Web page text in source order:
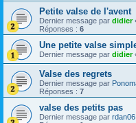
Petite valse de l'avent
Dernier message par didier
Réponses : 6
Une petite valse
Dernier message par didier
Valse des regrets
Dernier message par
Réponses : 7
valse des petits pas
Dernier message par rdan06